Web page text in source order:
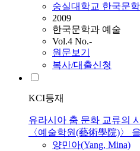
숭실대학교 한국문
2009
한국문학과 예술
Vol.4 No.-
원문보기
복사/대출신청
KCI등재
유라시아 춤 문화 교류의
〈예술학원(藝術學院)〉
양민아(Yang, Mina)